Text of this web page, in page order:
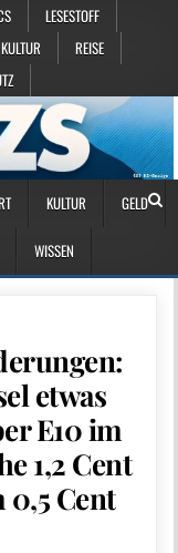
LESESTOFF
KULTUR
REISE
KULTUR GELD
WISSEN
etwas
E10 im
1,2 Cent
0,5 Cent